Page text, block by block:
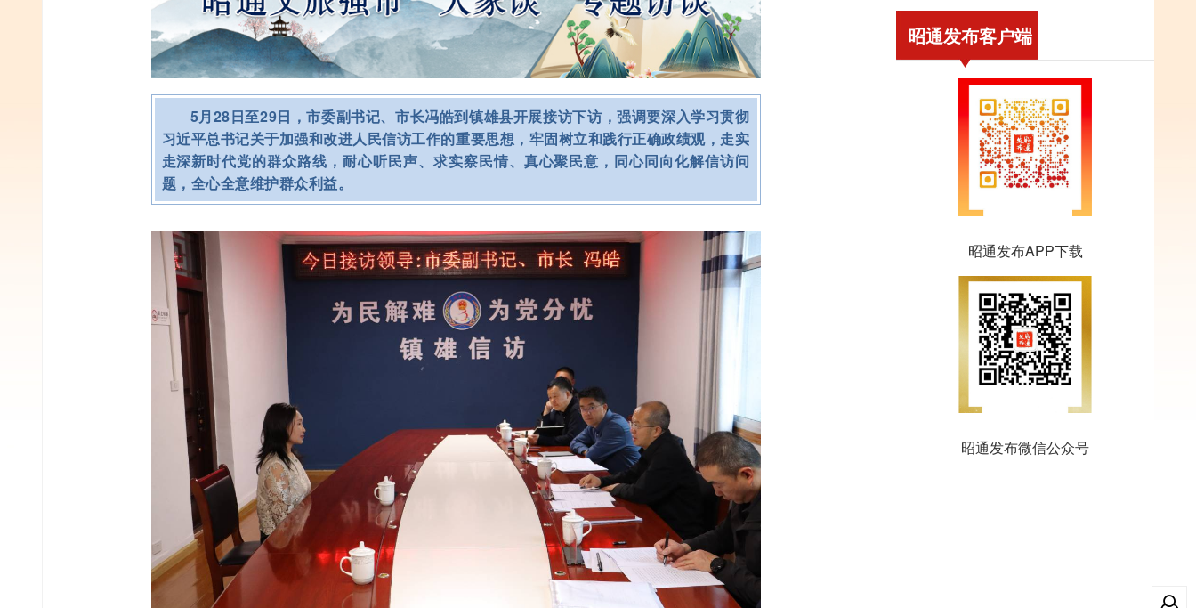
5月28日至29日，市委副书记、市长冯皓到镇雄县开展接访下访，强调要深入学习贯彻
习近平总书记关于加强和改进人民信访工作的重要思想，牢固树立和践行正确政绩观，走实
走深新时代党的群众路线，耐心听民声、求实察民情、真心聚民意，同心同向化解信访问
题，全心全意维护群众利益。
昭通发布客户端
昭通发布APP下载
昭通发布微信公众号